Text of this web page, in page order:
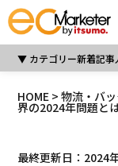
カテゴリー新着記事
HOME >物流・バ
界の2024年問題と
最終更新日：2024